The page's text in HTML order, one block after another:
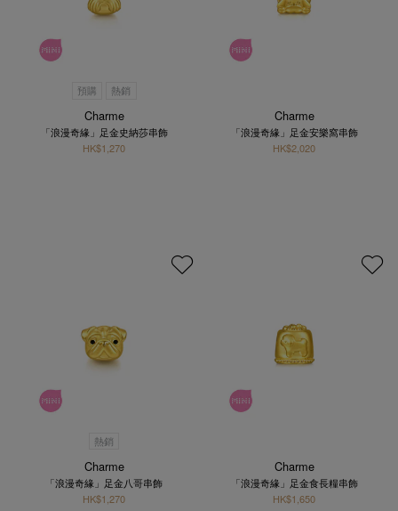
預購 熱銷
Charme
「浪漫奇緣」足金史納莎串飾
HK$1,270
Charme
「浪漫奇緣」足金安樂窩串飾
HK$2,020
熱銷
Charme
「浪漫奇緣」足金八哥串飾
HK$1,270
Charme
「浪漫奇緣」足金食長糧串飾
HK$1,650